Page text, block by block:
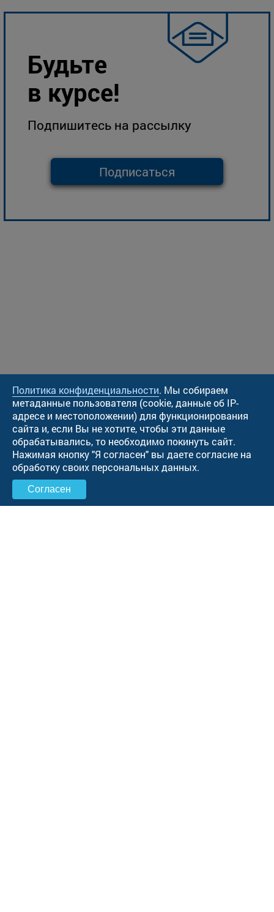
Будьте
в курсе!
Подпишитесь на рассылку
Подписаться
Политика конфиденциальности. Мы собираем
метаданные пользователя (cookie, данные об IP-
адресе и местоположении) для функционирования
сайта и, если Вы не хотите, чтобы эти данные
обрабатывались, то необходимо покинуть сайт.
Нажимая кнопку "Я согласен" вы даете согласие на
обработку своих персональных данных.
Согласен